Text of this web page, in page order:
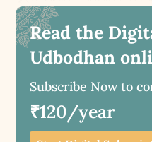
Read the
Udbodhan
Subscribe Now to
₹120/year